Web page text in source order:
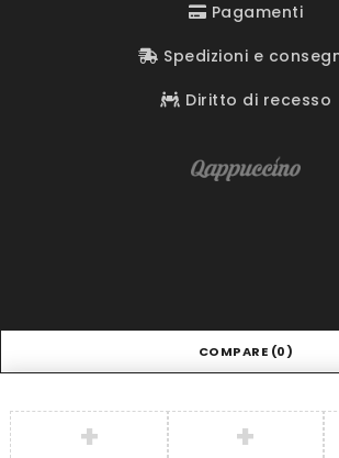
Pagamenti
Spedizioni e
Diritto di recesso
COMPARE (0)